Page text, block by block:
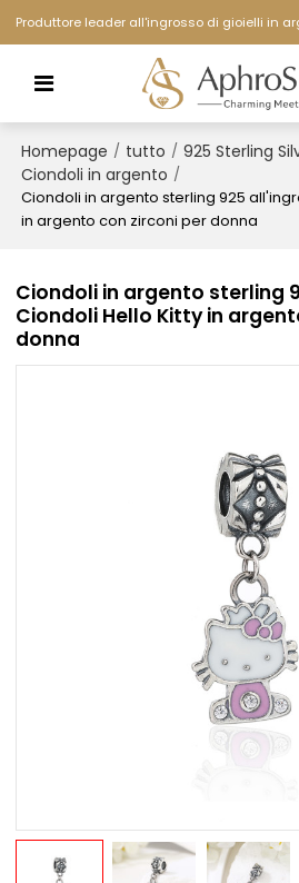
Produttore leader all'ingrosso di gioielli in
Homepage / tutto / 925 Sterling
Ciondoli in argento /
Ciondoli in argento sterling 925
in argento con zirconi per donna
Ciondoli in argento sterling
Ciondoli Hello Kitty in
donna